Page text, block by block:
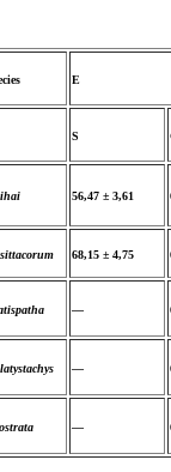
E
S
56,47 ± 3,61
68,15 ± 4,75
—
—
—